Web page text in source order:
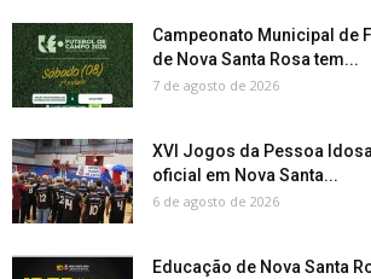
Campeonato Municipal de
de Nova Santa Rosa tem...
7 de agosto de 2026
XVI Jogos da Pessoa
oficial em Nova Santa...
6 de agosto de 2026
Educação de Nova Santa